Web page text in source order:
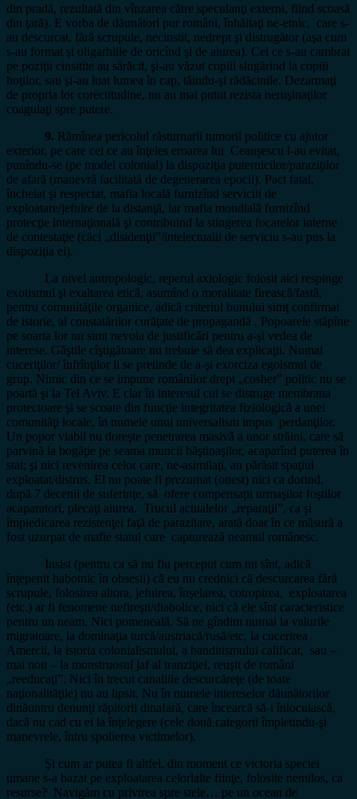
din pradă, rezultată din vînzarea către speculanţi externi, fiind scoasă
din ţară). E vorba de dăunători pur români, înhăitaţi ne-etnic, care s-
au descurcat, fără scrupule, necinstit, nedrept şi distrugător (aşa cum
s-au format şi oligarhiile de oricînd şi de aiurea). Cei ce s-au cambrat
pe poziţii cinsitite au sărăcit, şi-au văzut copiii slugărind la copiii
hoţilor, sau şi-au luat lumea în cap, tăindu-şi rădăcinile. Dezarmaţi
de propria lor corectitudine, nu au mai putut rezista neruşinaţilor
coagulaţi spre putere.
9. Rămînea pericolul răsturnarii tumorii politice cu ajutor
exterior, pe care cei ce au înţeles eroarea lui Ceaușescu l-au evitat,
punîndu-se (pe model colonial) la dispoziţia puternicilor/paraziţilor
de afară (manevră facilitată de degenerarea epocii). Pact fatal,
încheiat şi respectat, mafia locală furnizînd serviciii de
exploatare/jefuire de la distanţă, iar mafia mondială furnizînd
protecţie internaţională şi contribuind la stingerea focarelor interne
de contestaţie (căci „disidenţii”/intelectualii de serviciu s-au pus la
dispoziţia ei).
La nivel antropologic, reperul axiologic folosit aici respinge
exotismul şi exaltarea etică, asumînd o moralitate firească/fastă,
pentru comunităţile organice, adică criteriul bunului simţ confirmat
de istorie, al constatărilor curăţate de propagandă . Popoarele stăpîne
pe soarta lor nu simt nevoia de justificări pentru a-şi vedea de
interese. Găştile cîştigătoare nu trebuie să dea explicaţii. Numai
cuceriţilor/ înfrînţilor li se pretinde de a-şi exorciza egoismul de
grup. Nimic din ce se impune românilor drept „cosher” politic nu se
poartă şi la Tel Aviv. E clar în interesul cui se distruge membrana
protectoare şi se scoate din funcţie integritatea fiziologică a unei
comunităţi locale, în numele unui universalism impus perdanţilor.
Un popor viabil nu doreşte penetrarea masivă a unor străini, care să
parvină la bogăţie pe seama muncii băştinaşilor, acaparînd puterea în
stat; şi nici revenirea celor care, ne-asimilaţi, au părăsit spaţiul
exploatat/distrus. El nu poate fi prezumat (onest) nici ca dorind,
după 7 decenii de suferinţe, să ofere compensaţii urmaşilor foştilor
acaparatori, plecaţi aiurea. Trucul actualelor „reparaţii”, ca şi
împiedicarea rezistenţei faţă de parazitare, arată doar în ce măsură a
fost uzurpat de mafie statul care capturează neamul românesc.
Insist (pentru ca să nu fiu perceput cum nu sînt, adică
înţepenit habotnic în obsesii) că eu nu crednici că descurcarea fără
scrupule, folosirea altora, jefuirea, înşelarea, cotropirea, exploatarea
(etc.) ar fi fenomene nefireşti/diabolice, nici că ele sînt caracteristice
pentru un neam. Nici pomeneală. Să ne gîndim numai la valurile
migratoare, la dominaţia turcă/austriacă/rusă/etc, la cucerirea
Amercii, la istoria colonialismului, a banditismului calificat, sau –
mai nou – la monstruosul jaf al tranziţiei, reuşit de români
„reeducaţi”. Nici în trecut canaliile descurcăreţe (de toate
naţionalităţile) nu au lipsit. Nu în numele intereselor dăunătorilor
dinăuntru denunţi răpitorii dinafară, care încearcă să-i înlocuiască,
dacă nu cad cu ei la înţelegere (cele două categorii împletindu-şi
manevrele, întru spolierea victimelor).
Şi cum ar putea fi altfel, din moment ce victoria speciei
umane s-a bazat pe exploatarea celorlalte fiinţe, folosite nemilos, ca
resurse? Navigăm cu privirea spre stele… pe un ocean de